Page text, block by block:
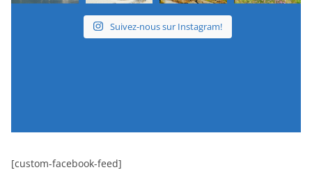
Suivez-nous sur Instagram!
[custom-facebook-feed]